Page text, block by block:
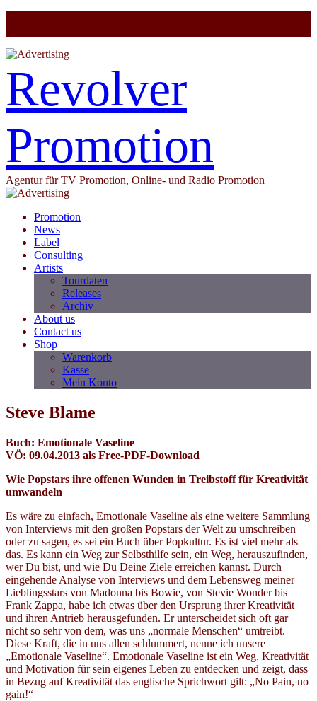
Revolver
Promotion
Agentur für TV Promotion, Online- und Radio Promotion
Promotion
News
Label
Consulting
Artists
Tourdaten
Releases
Archiv
About us
Contact us
Shop
Warenkorb
Kasse
Mein Konto
Steve Blame
Buch: Emotionale Vaseline
VÖ: 09.04.2013 als Free-PDF-Download
Wie Popstars ihre offenen Wunden in Treibstoff für Kreativität
umwandeln
Es wäre zu einfach, Emotionale Vaseline als eine weitere Sammlung
von Interviews mit den großen Popstars der Welt zu umschreiben
oder zu sagen, es sei ein Buch über Popkultur. Es ist viel mehr als
das. Es kann ein Weg zur Selbsthilfe sein, ein Weg, herauszufinden,
wer Du bist, und wie Du Deine Ziele erreichen kannst. Durch
eingehende Analyse von Interviews und dem Lebensweg meiner
Lieblingsstars von Madonna bis Bowie, von Stevie Wonder bis
Frank Zappa, habe ich etwas über den Ursprung ihrer Kreativität
und ihren Antrieb herausgefunden. Er unterscheidet sich oft gar
nicht so sehr von dem, was uns „normale Menschen“ umtreibt.
Diese Kraft, die in uns allen schlummert, nenne ich unsere
„Emotionale Vaseline“. Emotionale Vaseline ist ein Weg, Kreativität
und Motivation für sein eigenes Leben zu entdecken und zeigt, dass
in Bezug auf Kreativität das englische Sprichwort gilt: „No Pain, no
gain!“